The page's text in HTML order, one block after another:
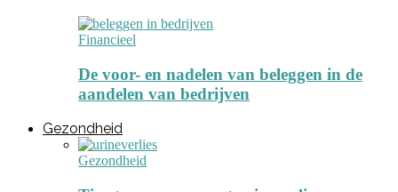
Financieel
De voor- en nadelen van beleggen in de
aandelen van bedrijven
Gezondheid
Gezondheid